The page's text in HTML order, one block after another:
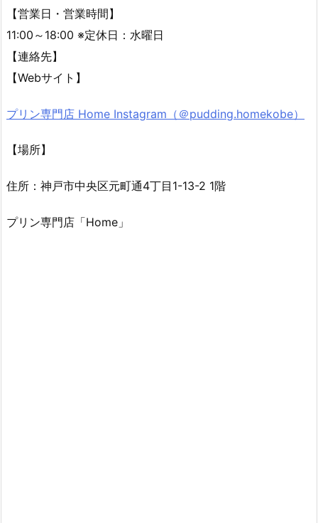
【営業日・営業時間】
11:00～18:00 ※定休日：水曜日
【連絡先】
【Webサイト】
プリン専門店 Home Instagram（＠pudding.homekobe）
【場所】
住所：神戸市中央区元町通4丁目1-13-2 1階
プリン専門店「Home」